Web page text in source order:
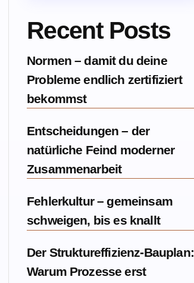
Recent Posts
Normen – damit du deine
Probleme endlich zertifiziert
bekommst
Entscheidungen – der
natürliche Feind moderner
Zusammenarbeit
Fehlerkultur – gemeinsam
schweigen, bis es knallt
Der Struktureffizienz-Bauplan:
Warum Prozesse erst